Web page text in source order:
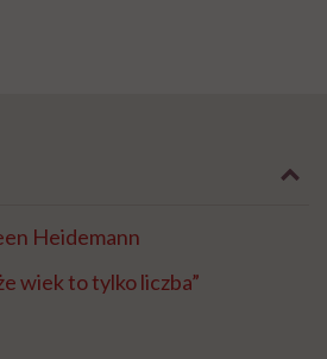
Heidemann
wiek to tylko liczba”